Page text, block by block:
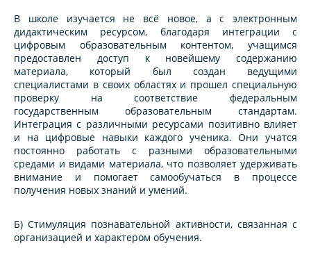
В школе изучается не всё новое, а с электронным
дидактическим ресурсом, благодаря интеграции с
цифровым образовательным контентом, учащимся
предоставлен доступ к новейшему содержанию
материала, который был создан ведущими
специалистами в своих областях и прошел специальную
проверку на соответствие федеральным
государственным образовательным стандартам.
Интеграция с различными ресурсами позитивно влияет
и на цифровые навыки каждого ученика. Они учатся
постоянно работать с разными образовательными
средами и видами материала, что позволяет удерживать
внимание и помогает самообучаться в процессе
получения новых знаний и умений.
Б) Стимуляция познавательной активности, связанная с
организацией и характером обучения.